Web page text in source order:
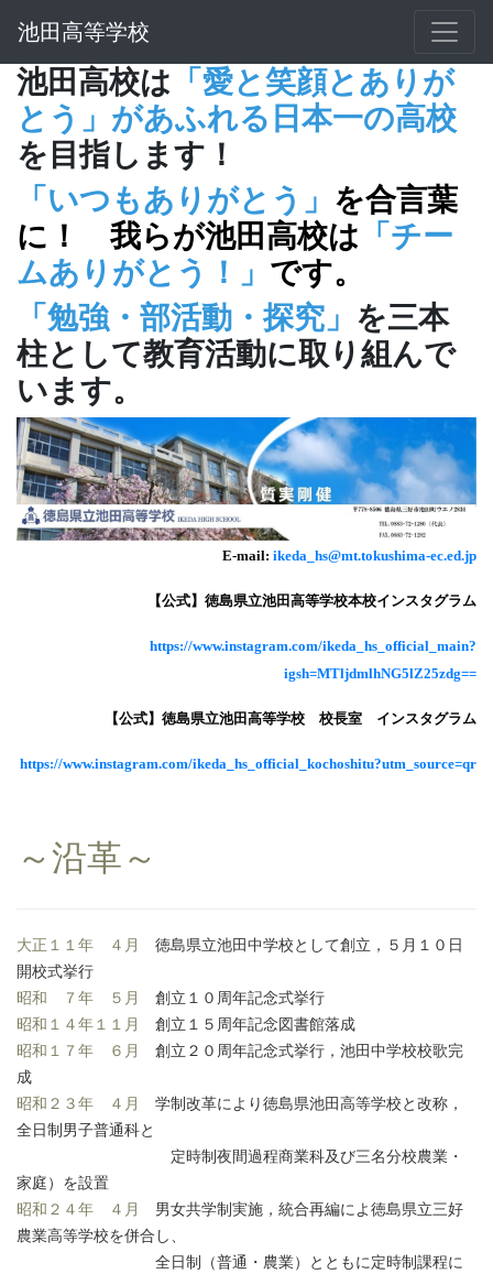
池田高等学校
池田高校は 「愛と笑顔とありが
とう」があふれる日本一の高校
を目指します！
「いつもありがとう」 を合言葉
に！ 我らが池田高校は 「チー
ムありがとう！」 です。
「勉強・部活動・探究」 を三本
柱として教育活動に取り組んで
います。
E-mail: ikeda_hs@mt.tokushima-ec.ed.jp
【公式】徳島県立池田高等学校本校インスタグラム
https://www.instagram.com/ikeda_hs_official_main?
igsh=MTljdmlhNG5lZ25zdg==
【公式】徳島県立池田高等学校 校長室 インスタグラム
https://www.instagram.com/ikeda_hs_official_kochoshitu?utm_source=qr
～沿革～
大正１１年 ４月
徳島県立池田中学校として創立，５月１０日
開校式挙行
昭和 ７年 ５月
創立１０周年記念式挙行
昭和１４年１１月
創立１５周年記念図書館落成
昭和１７年 ６月
創立２０周年記念式挙行，池田中学校校歌完
成
昭和２３年 ４月
学制改革により徳島県池田高等学校と改称，
全日制男子普通科と
定時制夜間過程商業科及び三名分校農業・
家庭）を設置
昭和２４年 ４月
男女共学制実施，統合再編によ徳島県立三好
農業高等学校を併合し、
全日制（普通・農業）とともに定時制課程に